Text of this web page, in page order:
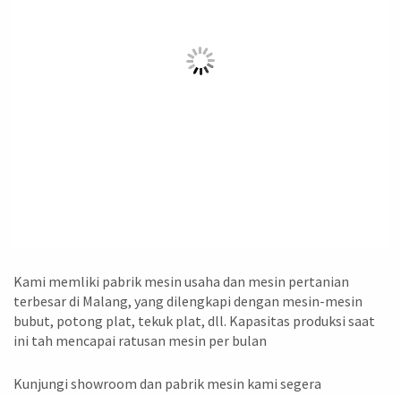
Kami memliki pabrik mesin usaha dan mesin pertanian
terbesar di Malang, yang dilengkapi dengan mesin-mesin
bubut, potong plat, tekuk plat, dll. Kapasitas produksi saat
ini tah mencapai ratusan mesin per bulan
Kunjungi showroom dan pabrik mesin kami segera